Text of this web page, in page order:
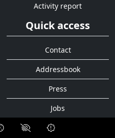
Activity report
Quick access
Contact
Addressbook
Press
Jobs